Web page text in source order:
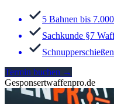
5 Bahnen bis
Sachkunde §7
Schnupperschießen
Termin buchen →
Gesponsertwaffenpro.de